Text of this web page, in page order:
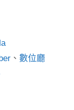
、 數位廳